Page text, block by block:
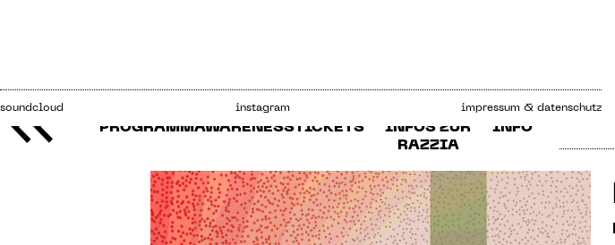
PROGRAMMAWARENESSTICKETS
INFOS ZUR
RAZZIA
INFO
soundcloud instagram impressum & datenschutz